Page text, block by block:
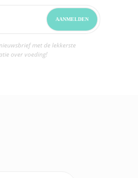
met de lekkerste
over voeding!